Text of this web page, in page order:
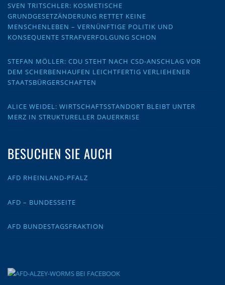
SVEN TRITSCHLER: KOSMETISCHE
GRUNDGESETZÄNDERUNG RETTET KEINE
MENSCHENLEBEN – VERNÜNFTIGE POLITIK UND
KONSEQUENTE STRAFVERFOLGUNG SCHON
STEFAN MÖLLER: CDU STEHT NACH CSD-ANSCHLAG VOR
DEM SCHERBENHAUFEN LEICHTFERTIG VERLIEHENER
STAATSBÜRGERSCHAFTEN
ALICE WEIDEL: WIRTSCHAFTSSTANDORT BLEIBT UNTER
MERZ IN STRUKTURELLER DAUERKRISE
BESUCHEN SIE AUCH
AFD RHEINLAND-PFALZ
AFD – BUNDESSEITE
AFD BUNDESTAGSFRAKTION